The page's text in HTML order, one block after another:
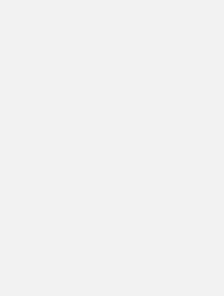
централизованный
отказа,
в его
информации,